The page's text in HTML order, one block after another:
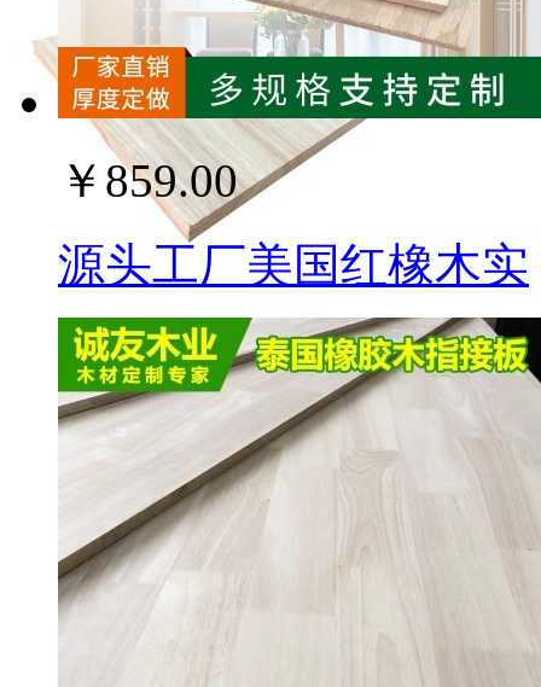
￥859.00
源头工厂美国红橡木实